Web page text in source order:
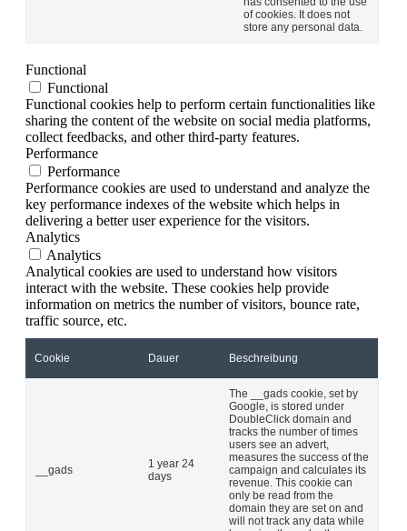
of cookies. It does not
store any personal data.
Functional
Functional
Functional cookies help to perform certain functionalities like
sharing the content of the website on social media platforms,
collect feedbacks, and other third-party features.
Performance
Performance
Performance cookies are used to understand and analyze the
key performance indexes of the website which helps in
delivering a better user experience for the visitors.
Analytics
Analytics
Analytical cookies are used to understand how visitors
interact with the website. These cookies help provide
information on metrics the number of visitors, bounce rate,
traffic source, etc.
Cookie Dauer Beschreibung
__gads
1 year 24
days
The __gads cookie, set by
Google, is stored under
DoubleClick domain and
tracks the number of times
users see an advert,
measures the success of the
campaign and calculates its
revenue. This cookie can
only be read from the
domain they are set on and
will not track any data while